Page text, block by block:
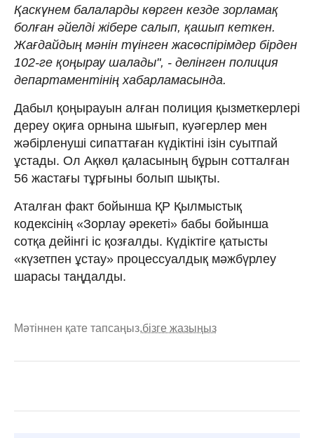
Қаскүнем балаларды көрген кезде зорламақ
болған әйелді жібере салып, қашып кеткен.
Жағдайдың мәнін түінген жасөспірімдер бірден
102-ге қоңырау шалады", - делінген полиция
департаментінің хабарламасында.
Дабыл қоңырауын алған полиция қызметкерлері
дереу оқиға орнына шығып, куәгерлер мен
жәбірленуші сипаттаған күдіктіні ізін суытпай
ұстады. Ол Ақкөл қаласының бұрын сотталған
56 жастағы тұрғыны болып шықты.
Аталған факт бойынша ҚР Қылмыстық
кодексінің «Зорлау әрекеті» бабы бойынша
сотқа дейінгі іс қозғалды. Күдіктіге қатысты
«күзетпен ұстау» процессуалдық мәжбүрлеу
шарасы таңдалды.
Мәтіннен қате тапсаңыз,бізге жазыңыз